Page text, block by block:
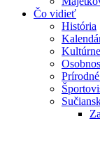
Čo vidieť
História